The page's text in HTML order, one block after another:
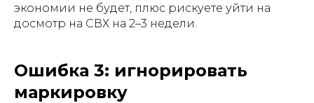
экономии не будет, плюс рискуете уйти на
досмотр на СВХ на 2–3 недели.
Ошибка 3: игнорировать
маркировку